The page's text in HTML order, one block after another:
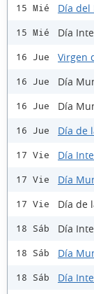
15 Mié Día
15 Mié Día
16 Jue Virgen
16 Jue Día
16 Jue Día
16 Jue Día de
17 Vie Día
17 Vie Día
17 Vie Día de
18 Sáb Día
18 Sáb Día
18 Sáb Día